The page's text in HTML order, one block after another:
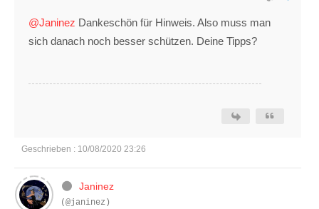
@Janinez Dankeschön für Hinweis. Also muss man
sich danach noch besser schützen. Deine Tipps?
Geschrieben : 10/08/2020 23:26
Janinez
(@janinez)